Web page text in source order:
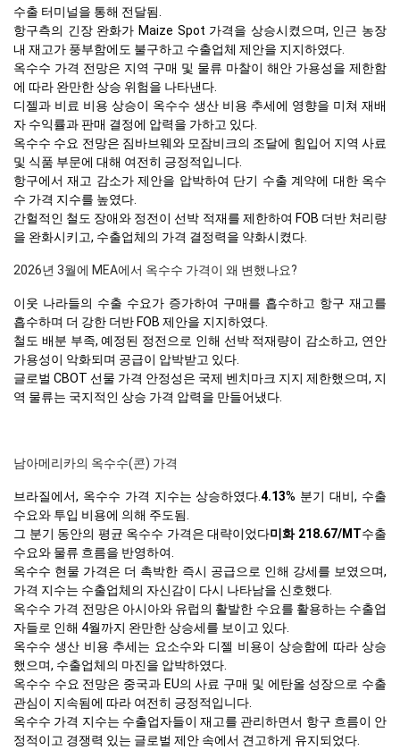
수출 터미널을 통해 전달됨.
항구측의 긴장 완화가 Maize Spot 가격을 상승시켰으며, 인근 농장
내 재고가 풍부함에도 불구하고 수출업체 제안을 지지하였다.
옥수수 가격 전망은 지역 구매 및 물류 마찰이 해안 가용성을 제한함
에 따라 완만한 상승 위험을 나타낸다.
디젤과 비료 비용 상승이 옥수수 생산 비용 추세에 영향을 미쳐 재배
자 수익률과 판매 결정에 압력을 가하고 있다.
옥수수 수요 전망은 짐바브웨와 모잠비크의 조달에 힘입어 지역 사료
및 식품 부문에 대해 여전히 긍정적입니다.
항구에서 재고 감소가 제안을 압박하여 단기 수출 계약에 대한 옥수
수 가격 지수를 높였다.
간헐적인 철도 장애와 정전이 선박 적재를 제한하여 FOB 더반 처리량
을 완화시키고, 수출업체의 가격 결정력을 약화시켰다.
2026년 3월에 MEA에서 옥수수 가격이 왜 변했나요?
이웃 나라들의 수출 수요가 증가하여 구매를 흡수하고 항구 재고를
흡수하며 더 강한 더반 FOB 제안을 지지하였다.
철도 배분 부족, 예정된 정전으로 인해 선박 적재량이 감소하고, 연안
가용성이 악화되며 공급이 압박받고 있다.
글로벌 CBOT 선물 가격 안정성은 국제 벤치마크 지지 제한했으며, 지
역 물류는 국지적인 상승 가격 압력을 만들어냈다.
남아메리카의 옥수수(콘) 가격
브라질에서, 옥수수 가격 지수는 상승하였다.4.13% 분기 대비, 수출
수요와 투입 비용에 의해 주도됨.
그 분기 동안의 평균 옥수수 가격은 대략이었다미화 218.67/MT수출
수요와 물류 흐름을 반영하여.
옥수수 현물 가격은 더 촉박한 즉시 공급으로 인해 강세를 보였으며,
가격 지수는 수출업체의 자신감이 다시 나타남을 신호했다.
옥수수 가격 전망은 아시아와 유럽의 활발한 수요를 활용하는 수출업
자들로 인해 4월까지 완만한 상승세를 보이고 있다.
옥수수 생산 비용 추세는 요소수와 디젤 비용이 상승함에 따라 상승
했으며, 수출업체의 마진을 압박하였다.
옥수수 수요 전망은 중국과 EU의 사료 구매 및 에탄올 성장으로 수출
관심이 지속됨에 따라 여전히 긍정적입니다.
옥수수 가격 지수는 수출업자들이 재고를 관리하면서 항구 흐름이 안
정적이고 경쟁력 있는 글로벌 제안 속에서 견고하게 유지되었다.